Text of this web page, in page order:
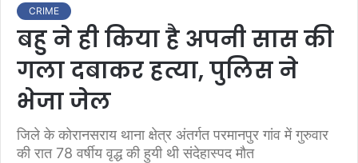
CRIME
बहु ने ही किया है अपनी सास की
गला दबाकर हत्या, पुलिस ने
भेजा जेल
जिले के कोरानसराय थाना क्षेत्र अंतर्गत परमानपुर गांव में गुरुवार
की रात 78 वर्षीय वृद्ध की हुयी थी संदेहास्पद मौत